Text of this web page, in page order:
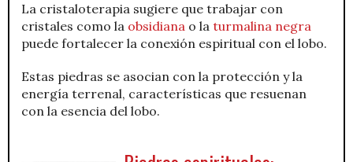
La cristaloterapia sugiere que trabajar con
cristales como la obsidiana o la turmalina negra
puede fortalecer la conexión espiritual con el lobo.
Estas piedras se asocian con la protección y la
energía terrenal, características que resuenan
con la esencia del lobo.